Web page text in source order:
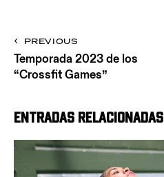
PREVIOUS
Temporada 2023 de los
“Crossfit Games”
Entradas relacionadas